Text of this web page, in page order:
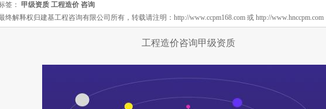
签： 甲级资质 工程造价 咨询
终解释权归建基工程咨询有限公司所有，转载请注明：http://www.ccpm168.com 或 http://www.hnccpm.com
工程造价咨询甲级资质